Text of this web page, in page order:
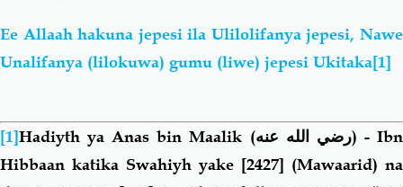
Ee Allaah hakuna jepesi ila Ulilolifanya jepesi, Nawe
Unalifanya (lilokuwa) gumu (liwe) jepesi Ukitaka[1]
[1]Hadiyth ya Anas bin Maalik (رضي الله عنه) -Ibn
Hibbaan katika Swahiyh yake [2427] (Mawaarid) na